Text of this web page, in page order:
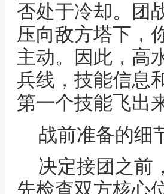
否处于冷却。团
压向敌方塔下，
主动。因此，高
兵线，技能信息
第一个技能飞出
战前准备的细
决定接团之前
先检查双方核心